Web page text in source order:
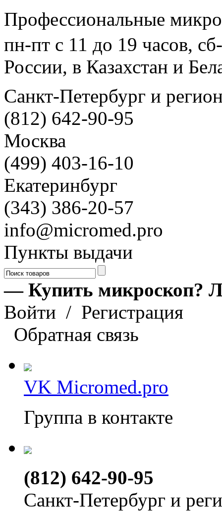
Профессиональные
пн-пт с 11 до 19 часов,
России, в Казахстан и
Санкт-Петербург и
(812) 642-90-95
Москва
(499) 403-16-10
Екатеринбург
(343) 386-20-57
info@micromed.pro
Пункты выдачи
— Купить микроскоп?
Войти / Регистрация
Обратная связь
VK Micromed.pro
Группа в контакте
(812) 642-90-95
Санкт-Петербург и